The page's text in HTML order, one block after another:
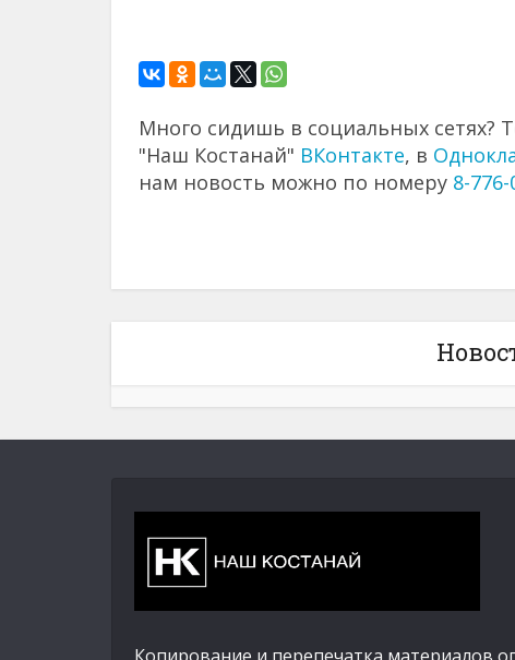
Много сидишь в социальных сетях?
"Наш Костанай" ВКонтакте, в
нам новость можно по номеру 8-